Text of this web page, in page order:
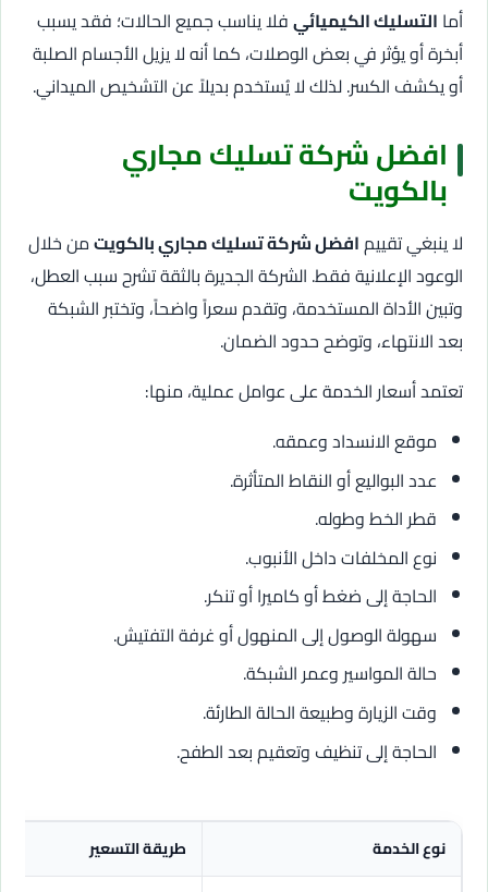
أما التسليك الكيميائيفلا يناسب جميع الحالات؛ فقد يسبب
أبخرة أو يؤثر في بعض الوصلات، كما أنه لا يزيل الأجسام الصلبة
أو يكشف الكسر. لذلك لا يُستخدم بديلاً عن التشخيص الميداني.
افضل شركة تسليك مجاري
بالكويت
لا ينبغي تقييمافضل شركة تسليك مجاري بالكويتمن خلال
الوعود الإعلانية فقط. الشركة الجديرة بالثقة تشرح سبب العطل،
وتبين الأداة المستخدمة، وتقدم سعراً واضحاً، وتختبر الشبكة
بعد الانتهاء، وتوضح حدود الضمان.
تعتمد أسعار الخدمة على عوامل عملية، منها:
موقع الانسداد وعمقه.
عدد البواليع أو النقاط المتأثرة.
قطر الخط وطوله.
نوع المخلفات داخل الأنبوب.
الحاجة إلى ضغط أو كاميرا أو تنكر.
سهولة الوصول إلى المنهول أو غرفة التفتيش.
حالة المواسير وعمر الشبكة.
وقت الزيارة وطبيعة الحالة الطارئة.
الحاجة إلى تنظيف وتعقيم بعد الطفح.
نوع الخدمة
طريقة التسعير